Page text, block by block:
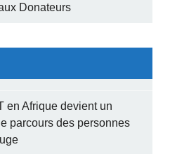
Donateurs
en Afrique devient un
parcours des personnes